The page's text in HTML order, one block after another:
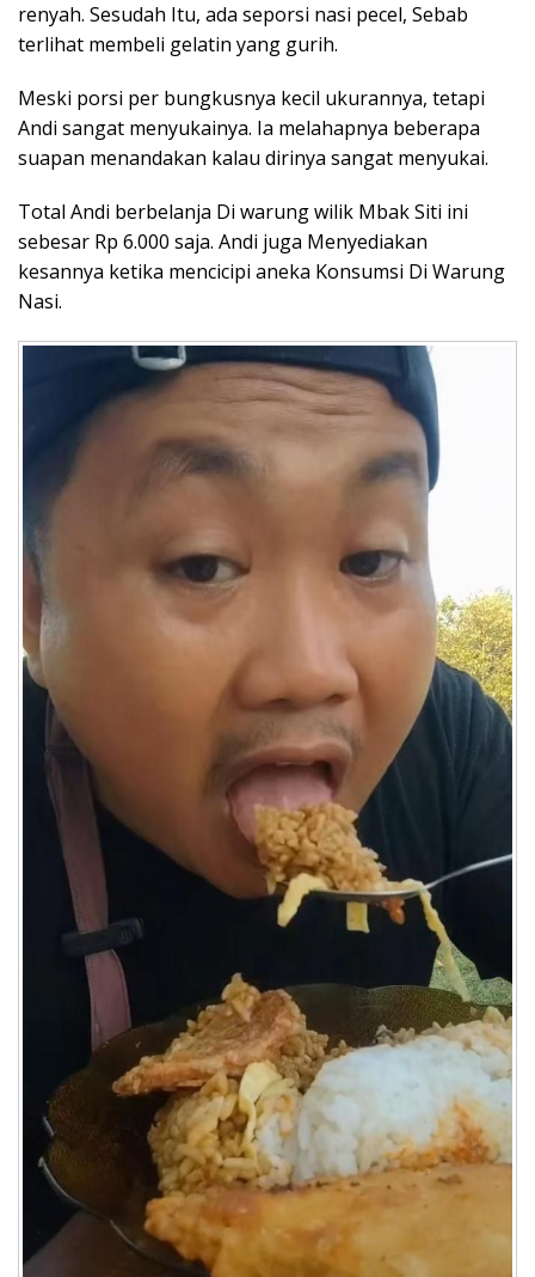
renyah. Sesudah Itu, ada seporsi nasi pecel, Sebab
terlihat membeli gelatin yang gurih.
Meski porsi per bungkusnya kecil ukurannya, tetapi
Andi sangat menyukainya. Ia melahapnya beberapa
suapan menandakan kalau dirinya sangat menyukai.
Total Andi berbelanja Di warung wilik Mbak Siti ini
sebesar Rp 6.000 saja. Andi juga Menyediakan
kesannya ketika mencicipi aneka Konsumsi Di Warung
Nasi.